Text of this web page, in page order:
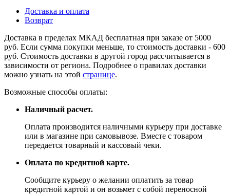
Доставка и оплата
Возврат
Доставка в пределах МКАД бесплатная при заказе от 5000
руб. Если сумма покупки меньше, то стоимость доставки - 600
руб. Стоимость доставки в другой город рассчитывается в
зависимости от региона. Подробнее о правилах доставки
можно узнать на этой странице.
Возможные способы оплаты:
Наличный расчет.
Оплата производится наличными курьеру при доставке
или в магазине при самовывозе. Вместе с товаром
передается товарный и кассовый чеки.
Оплата по кредитной карте.
Сообщите курьеру о желании оплатить за товар
кредитной картой и он возьмет с собой переносной